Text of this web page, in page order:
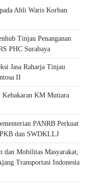
Ahli Waris Korban
Tinjau Penanganan
PHC Surabaya
Jasa Raharja Tinjau
II
Kebakaran KM Mutiara
PANRB Perkuat
dan SWDKLLJ
dan Mobilitas Masyarakat,
Transportasi Indonesia